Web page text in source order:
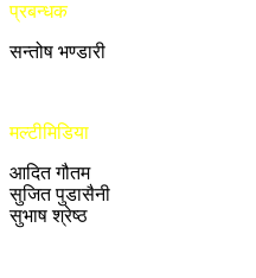
प्रबन्धक
सन्तोष भण्डारी
मल्टीमिडिया
आदित गौतम
सुजित पुडासैनी
सुभाष श्रेष्ठ